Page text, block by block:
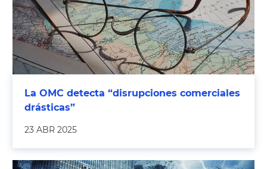
La OMC detecta “disrupciones comerciales
drásticas”
23 ABR 2025